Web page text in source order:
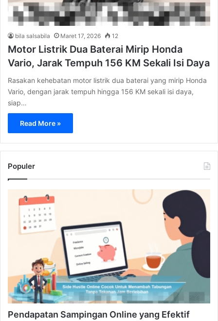
bila salsabila Maret 17, 2026 12
Motor Listrik Dua Baterai Mirip Honda
Vario, Jarak Tempuh 156 KM Sekali Isi Daya
Rasakan kehebatan motor listrik dua baterai yang mirip Honda
Vario, dengan jarak tempuh hingga 156 KM sekali isi daya,
siap…
Read More »
Populer
Pendapatan Sampingan Online yang Efektif